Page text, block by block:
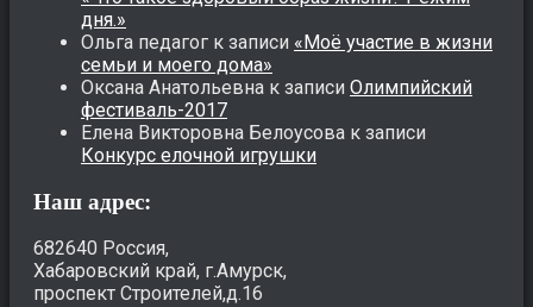
дня.»
Ольга педагог к записи «Моё участие в жизни
семьи и моего дома»
Оксана Анатольевна к записи Олимпийский
фестиваль-2017
Елена Викторовна Белоусова к записи
Конкурс елочной игрушки
Наш адрес:
682640 Россия,
Хабаровский край, г.Амурск,
проспект Строителей,д.16